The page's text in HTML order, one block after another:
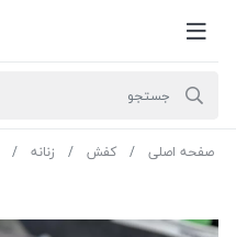
صفحه اصلی کفش زنانه